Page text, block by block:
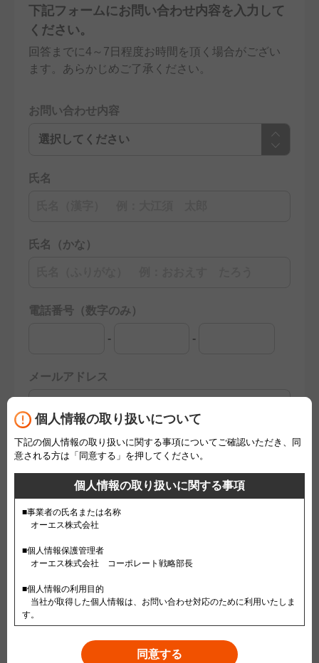
下記フォームにお問い合わせ内容を入力して
ください。
回答までに4～7日程度お時間を頂く場合がござい
ます。あらかじめご了承ください。
お問い合わせ内容
氏名
氏名（かな）
電話番号（数字のみ）
- -
メールアドレス
映画館
ＯＳシネマズ神戸ハーバーランド
コメント
個人情報の取り扱いについて
下記の個人情報の取り扱いに関する事項についてご確認いただき、同
意される方は「同意する」を押してください。
個人情報の取り扱いに関する事項
■事業者の氏名または名称
オーエス株式会社
■個人情報保護管理者
オーエス株式会社 コーポレート戦略部長
■個人情報の利用目的
当社が取得した個人情報は、お問い合わせ対応のために利用いたしま
す。
■個人情報の第三者提供
本人の同意がある場合 又は 法令に基づく場合を除き、取得した個人
同意する